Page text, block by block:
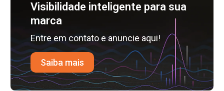
Visibilidade inteligente para sua
marca
Entre em contato e anuncie aqui!
Saiba mais